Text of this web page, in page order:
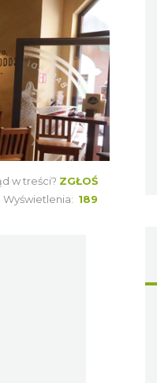
w treści? ZGŁOŚ
Wyświetlenia: 189